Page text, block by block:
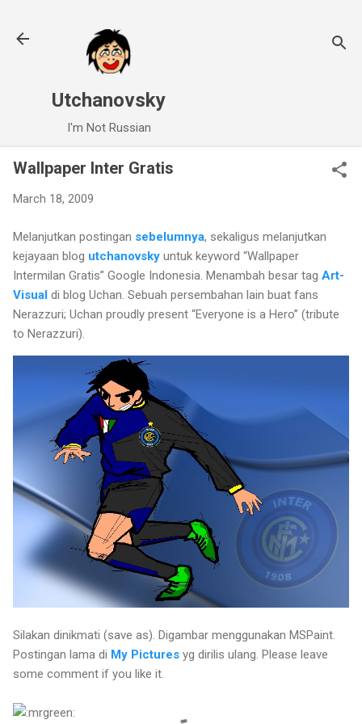
Utchanovsky
I'm Not Russian
Wallpaper Inter Gratis
March 18, 2009
Melanjutkan postingan sebelumnya, sekaligus melanjutkan
kejayaan blog utchanovsky untuk keyword “Wallpaper
Intermilan Gratis” Google Indonesia. Menambah besar tag Art-
Visual di blog Uchan. Sebuah persembahan lain buat fans
Nerazzuri; Uchan proudly present “Everyone is a Hero” (tribute
to Nerazzuri).
Silakan dinikmati (save as). Digambar menggunakan MSPaint.
Postingan lama di My Pictures yg dirilis ulang. Please leave
some comment if you like it.